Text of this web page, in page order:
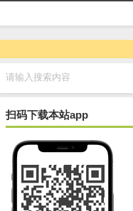
请输入搜索内容
扫码下载本站app